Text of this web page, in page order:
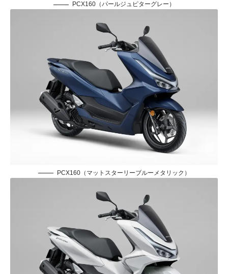
PCX160（パールジュピターグレー）
PCX160（マットスターリーブルーメタリック）